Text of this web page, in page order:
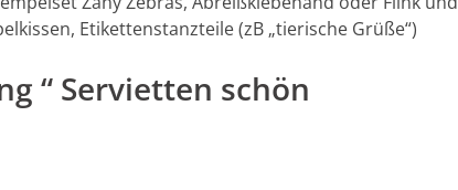
Etikettenstanzteile (zB „tierische Grüße“)
“ Servietten schön